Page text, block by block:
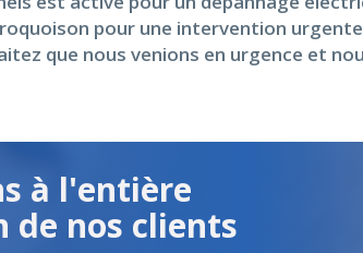
pour une intervention
que nous venions en urgence et
à l'entière
de nos clients